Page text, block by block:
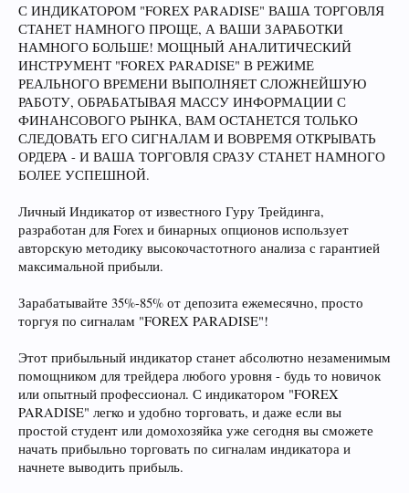
С ИНДИКАТОРОМ "FOREX PARADISE" ВАША ТОРГОВЛЯ
СТАНЕТ НАМНОГО ПРОЩЕ, А ВАШИ ЗАРАБОТКИ
НАМНОГО БОЛЬШЕ! МОЩНЫЙ АНАЛИТИЧЕСКИЙ
ИНСТРУМЕНТ "FOREX PARADISE" В РЕЖИМЕ
РЕАЛЬНОГО ВРЕМЕНИ ВЫПОЛНЯЕТ СЛОЖНЕЙШУЮ
РАБОТУ, ОБРАБАТЫВАЯ МАССУ ИНФОРМАЦИИ С
ФИНАНСОВОГО РЫНКА, ВАМ ОСТАНЕТСЯ ТОЛЬКО
СЛЕДОВАТЬ ЕГО СИГНАЛАМ И ВОВРЕМЯ ОТКРЫВАТЬ
ОРДЕРА - И ВАША ТОРГОВЛЯ СРАЗУ СТАНЕТ НАМНОГО
БОЛЕЕ УСПЕШНОЙ.
Личный Индикатор от известного Гуру Трейдинга,
разработан для Forex и бинарных опционов использует
авторскую методику высокочастотного анализа с гарантией
максимальной прибыли.
Зарабатывайте 35%-85% от депозита ежемесячно, просто
торгуя по сигналам "FOREX PARADISE"!
Этот прибыльный индикатор станет абсолютно незаменимым
помощником для трейдера любого уровня - будь то новичок
или опытный профессионал. С индикатором "FOREX
PARADISE" легко и удобно торговать, и даже если вы
простой студент или домохозяйка уже сегодня вы сможете
начать прибыльно торговать по сигналам индикатора и
начнете выводить прибыль.